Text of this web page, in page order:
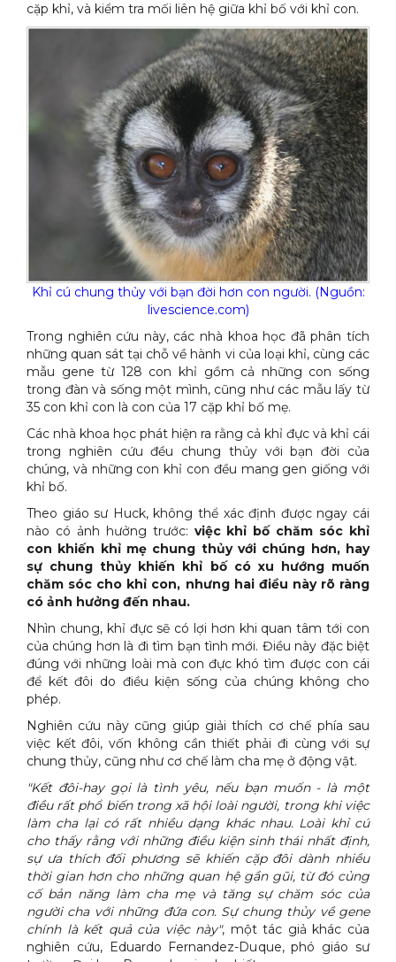
cặp khỉ, và kiểm tra mối liên hệ giữa khỉ bố với khỉ con.
Khỉ cú chung thủy với bạn đời hơn con người. (Nguồn:
livescience.com)
Trong nghiên cứu này, các nhà khoa học đã phân tích
những quan sát tại chỗ về hành vi của loại khỉ, cùng các
mẫu gene từ 128 con khỉ gồm cả những con sống
trong đàn và sống một mình, cũng như các mẫu lấy từ
35 con khỉ con là con của 17 cặp khỉ bố mẹ.
Các nhà khoa học phát hiện ra rằng cả khỉ đực và khỉ cái
trong nghiên cứu đều chung thủy với bạn đời của
chúng, và những con khỉ con đều mang gen giống với
khỉ bố.
Theo giáo sư Huck, không thể xác định được ngay cái
nào có ảnh hưởng trước: việc khỉ bố chăm sóc khỉ
con khiến khỉ mẹ chung thủy với chúng hơn, hay
sự chung thủy khiến khỉ bố có xu hướng muốn
chăm sóc cho khỉ con, nhưng hai điều này rõ ràng
có ảnh hưởng đến nhau.
Nhìn chung, khỉ đực sẽ có lợi hơn khi quan tâm tới con
của chúng hơn là đi tìm bạn tình mới. Điều này đặc biệt
đúng với những loài mà con đực khó tìm được con cái
để kết đôi do điều kiện sống của chúng không cho
phép.
Nghiên cứu này cũng giúp giải thích cơ chế phía sau
việc kết đôi, vốn không cần thiết phải đi cùng với sự
chung thủy, cũng như cơ chế làm cha mẹ ở động vật.
"Kết đôi-hay gọi là tình yêu, nếu bạn muốn - là một
điều rất phổ biến trong xã hội loài người, trong khi việc
làm cha lại có rất nhiều dạng khác nhau. Loài khỉ cú
cho thấy rằng với những điều kiện sinh thái nhất định,
sự ưa thích đối phương sẽ khiến cặp đôi dành nhiều
thời gian hơn cho những quan hệ gần gũi, từ đó củng
cố bản năng làm cha mẹ và tăng sự chăm sóc của
người cha với những đứa con. Sự chung thủy về gene
chính là kết quả của việc này", một tác giả khác của
nghiên cứu, Eduardo Fernandez-Duque, phó giáo sư